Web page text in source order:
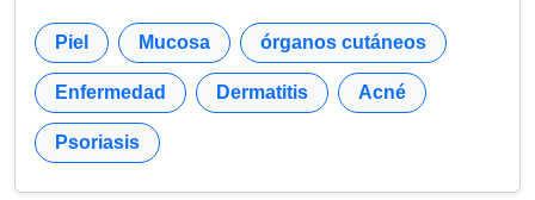
Piel Mucosa órganos cutáneos
Enfermedad Dermatitis Acné
Psoriasis